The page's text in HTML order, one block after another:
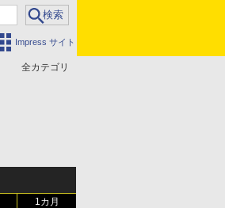
Impress サイト
全カテゴリ
1カ月